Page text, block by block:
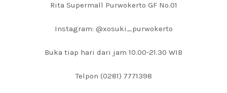
Rita Supermall Purwokerto GF No.01
Instagram: @xosuki_purwokerto
Buka tiap hari dari jam 10.00-21.30 WIB
Telpon (0281) 7771398